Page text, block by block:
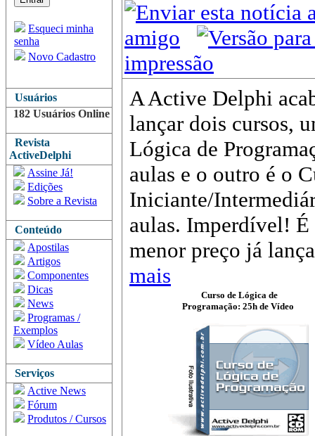
Esqueci minha
senha
Novo Cadastro
Usuários
182 Usuários Online
Revista
ActiveDelphi
Assine Já!
Edições
Sobre a Revista
Conteúdo
Apostilas
Artigos
Componentes
Dicas
News
Programas /
Exemplos
Vídeo Aulas
Serviços
Active News
Fórum
Produtos / Cursos
amigo
impressão
A Active Delphi
lançar dois cursos,
Lógica de
aulas e o outro é o
Iniciante/
aulas. Imperdível!
menor preço já
mais
Curso de Lógica de
Programação: 25h de Vídeo